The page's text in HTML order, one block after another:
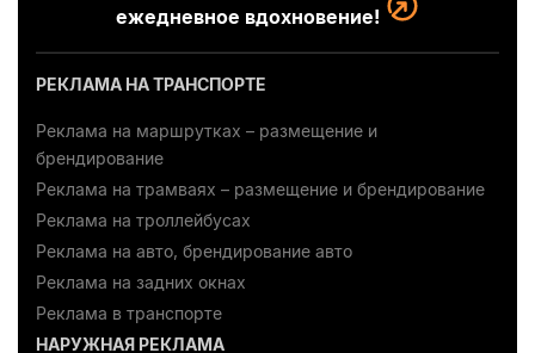
ежедневное вдохновение!
РЕКЛАМА НА ТРАНСПОРТЕ
Реклама на маршрутках – размещение и
брендирование
Реклама на трамваях – размещение и брендирование
Реклама на троллейбусах
Реклама на авто, брендирование авто
Реклама на задних окнах
Реклама в транспорте
НАРУЖНАЯ РЕКЛАМА